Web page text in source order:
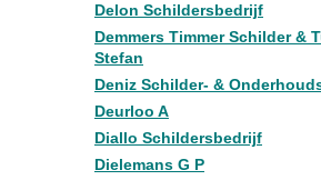
Delon Schildersbedrijf
Demmers Timmer Schilder &
Stefan
Deniz Schilder- &
Deurloo A
Diallo Schildersbedrijf
Dielemans G P